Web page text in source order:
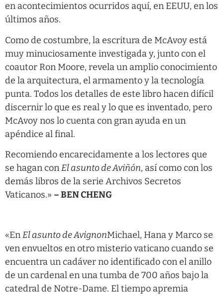
en acontecimientos ocurridos aquí, en EEUU, en los
últimos años.
Como de costumbre, la escritura de McAvoy está
muy minuciosamente investigada y, junto con el
coautor Ron Moore, revela un amplio conocimiento
de la arquitectura, el armamento y la tecnología
punta. Todos los detalles de este libro hacen difícil
discernir lo que es real y lo que es inventado, pero
McAvoy nos lo cuenta con gran ayuda en un
apéndice al final.
Recomiendo encarecidamente a los lectores que
se hagan conEl asunto de Aviñón, así como con los
demás libros de la serie Archivos Secretos
Vaticanos.» – BEN CHENG
«EnEl asunto de AvignonMichael, Hana y Marco se
ven envueltos en otro misterio vaticano cuando se
encuentra un cadáver no identificado con el anillo
de un cardenal en una tumba de 700 años bajo la
catedral de Notre-Dame. El tiempo apremia